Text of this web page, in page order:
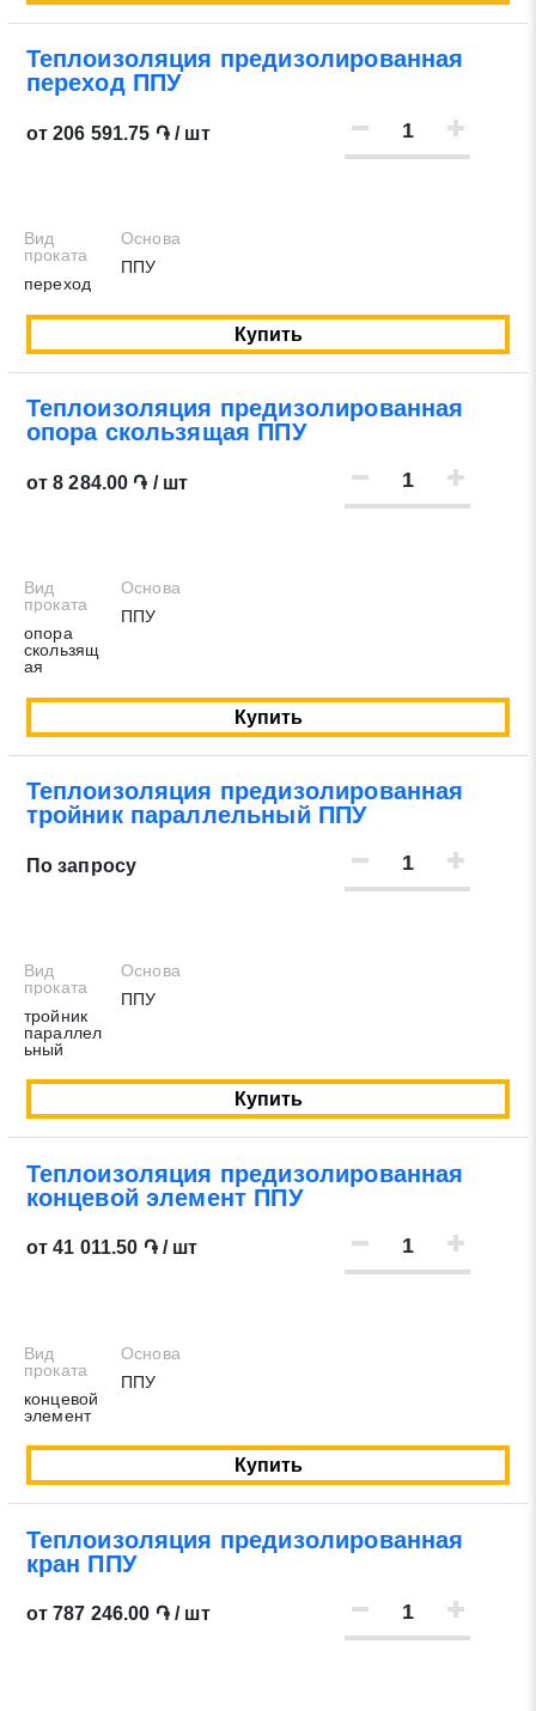
Теплоизоляция предизолированная
переход ППУ
от 206 591.75 ֏ / шт
Вид
проката
переход
Основа
ППУ
Купить
Теплоизоляция предизолированная
опора скользящая ППУ
от 8 284.00 ֏ / шт
Вид
проката
опора
скользящ
ая
Основа
ППУ
Купить
Теплоизоляция предизолированная
тройник параллельный ППУ
По запросу
Вид
проката
тройник
параллел
ьный
Основа
ППУ
Купить
Теплоизоляция предизолированная
концевой элемент ППУ
от 41 011.50 ֏ / шт
Вид
проката
концевой
элемент
Основа
ППУ
Купить
Теплоизоляция предизолированная
кран ППУ
от 787 246.00 ֏ / шт